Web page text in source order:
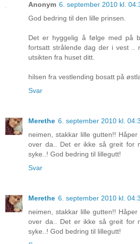
Anonym 6. september 2010 kl.
God bedring til den lille prinsen.
Det er hyggelig å følge med på
fortsatt strålende dag der i vest ..
utsikten fra huset ditt.
hilsen fra vestlending bosatt på
Svar
Merethe 6. september 2010 kl.
neimen, stakkar lille gutten!!
over da.. Det er ikke så greit for
syke..! God bedring til lillegutt!
Svar
Merethe 6. september 2010 kl.
neimen, stakkar lille gutten!!
over da.. Det er ikke så greit for
syke..! God bedring til lillegutt!